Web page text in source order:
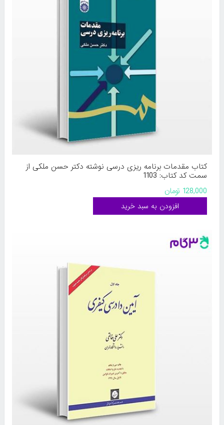
کتاب مقدمات برنامه‌ ریزی درسی نوشته دکتر حسن ملکی از
سمت کد کتاب: 1103
128,000 تومان